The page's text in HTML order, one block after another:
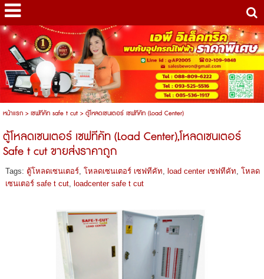
หน้าแรก> เซฟทีคัท safe t cut> ตู้โหลดเซนเตอร์ เซฟทีคัท (Load Center)
ตู้โหลดเซนเตอร์ เซฟทีคัท (Load Center),โหลดเซนเตอร์
Safe t cut ขายส่งราคาถูก
Tags: ตู้โหลดเซนเตอร์, โหลดเซนเตอร์ เซฟทีคัท load center เซฟทีคัท โหลด
เซนเตอร์ safe t cut, loadcenter safe t cut